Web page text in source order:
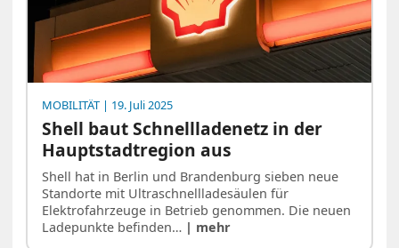
MOBILITÄT | 19. Juli 2025
Shell baut Schnellladenetz in der
Hauptstadtregion aus
Shell hat in Berlin und Brandenburg sieben neue
Standorte mit Ultraschnellladesäulen für
Elektrofahrzeuge in Betrieb genommen. Die neuen
Ladepunkte befinden… | mehr